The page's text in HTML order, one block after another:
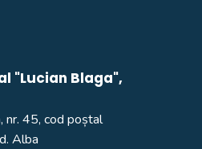
"Lucian Blaga",
nr. 45, cod poștal
Alba